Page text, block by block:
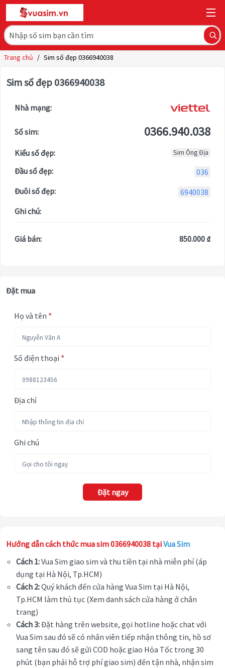
Trang chủ / Sim số đẹp 0366940038
Sim số đẹp 0366940038
Nhà mạng:
Số sim: 0366.940.038
Kiểu số đẹp: Sim Ông Địa
Đầu số đẹp:
036
Đuôi số đẹp:
6940038
Ghi chú:
Giá bán: 850.000 ₫
Đặt mua
Họ và tên *
Số điện thoại *
Địa chỉ
Ghi chú
Đặt ngay
Hướng dẫn cách thức mua sim 0366940038 tạiVua Sim
Cách 1:Vua Sim giao sim và thu tiền tại nhà miễn phí (áp
dụng tại Hà Nội, Tp.HCM)
Cách 2:Quý khách đến cửa hàng Vua Sim tại Hà Nội,
Tp.HCM làm thủ tục (Xem danh sách cửa hàng ở chân
trang)
Cách 3:Đặt hàng trên website, gọi hotline hoặc chat với
Vua Sim sau đó sẽ có nhân viên tiếp nhận thông tin, hồ sơ
sang tên sau đó sẽ gửi COD hoặc giao Hỏa Tốc trong 30
phút (bạn phải hỗ trợ phí giao sim) đến tận nhà, nhận sim